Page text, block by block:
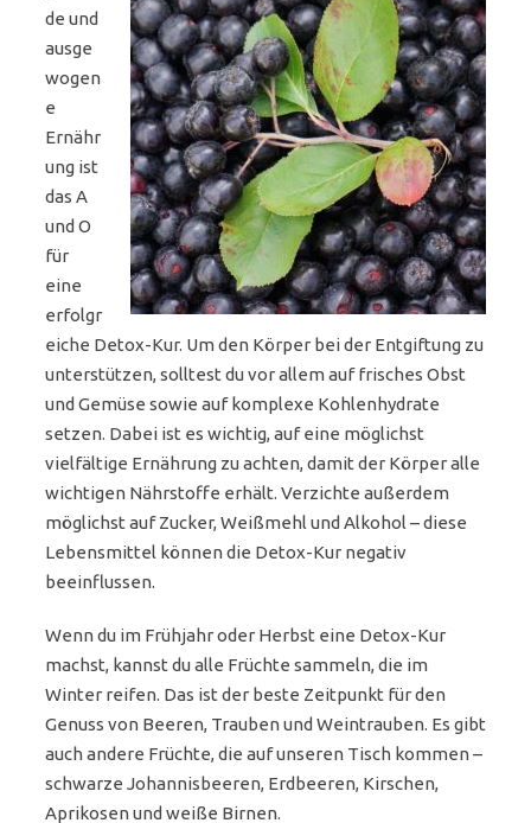
de und
ausge
wogen
e
Ernähr
ung ist
das A
und O
für
eine
erfolgr
eiche Detox-Kur. Um den Körper bei der Entgiftung zu
unterstützen, solltest du vor allem auf frisches Obst
und Gemüse sowie auf komplexe Kohlenhydrate
setzen. Dabei ist es wichtig, auf eine möglichst
vielfältige Ernährung zu achten, damit der Körper alle
wichtigen Nährstoffe erhält. Verzichte außerdem
möglichst auf Zucker, Weißmehl und Alkohol – diese
Lebensmittel können die Detox-Kur negativ
beeinflussen.
Wenn du im Frühjahr oder Herbst eine Detox-Kur
machst, kannst du alle Früchte sammeln, die im
Winter reifen. Das ist der beste Zeitpunkt für den
Genuss von Beeren, Trauben und Weintrauben. Es gibt
auch andere Früchte, die auf unseren Tisch kommen –
schwarze Johannisbeeren, Erdbeeren, Kirschen,
Aprikosen und weiße Birnen.